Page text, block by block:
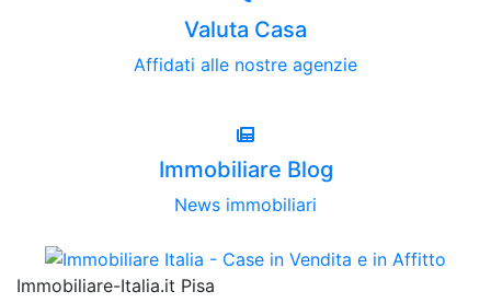
Valuta Casa
Affidati alle nostre agenzie
Immobiliare Blog
News immobiliari
Immobiliare-Italia.it Pisa